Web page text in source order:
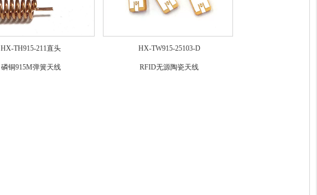
HX-TH915-211直头
磷铜915M弹簧天线
HX-TW915-25103-D
RFID无源陶瓷天线